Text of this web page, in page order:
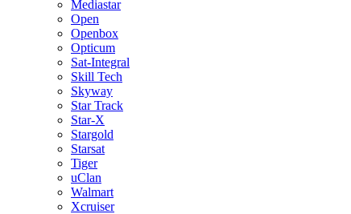
Mediastar
Open
Openbox
Opticum
Sat-Integral
Skill Tech
Skyway
Star Track
Star-X
Stargold
Starsat
Tiger
uClan
Walmart
Xcruiser